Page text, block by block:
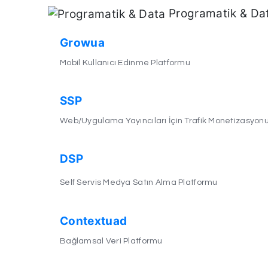
Programatik &
Growua
Mobil Kullanıcı Edinme Platformu
SSP
Web/Uygulama Yayıncıları İçin Trafik
DSP
Self Servis Medya Satın Alma Platformu
Contextuad
Bağlamsal Veri Platformu